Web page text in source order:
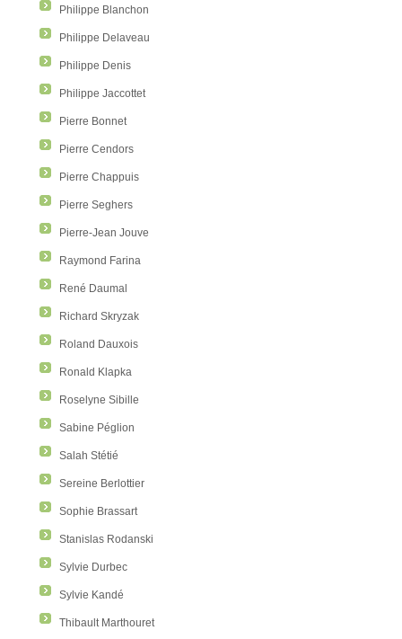
Philippe Blanchon
Philippe Delaveau
Philippe Denis
Philippe Jaccottet
Pierre Bonnet
Pierre Cendors
Pierre Chappuis
Pierre Seghers
Pierre-Jean Jouve
Raymond Farina
René Daumal
Richard Skryzak
Roland Dauxois
Ronald Klapka
Roselyne Sibille
Sabine Péglion
Salah Stétié
Sereine Berlottier
Sophie Brassart
Stanislas Rodanski
Sylvie Durbec
Sylvie Kandé
Thibault Marthouret